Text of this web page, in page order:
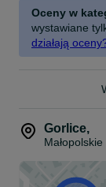
Oceny w
wystawiane
działają
Gorlice,
Małopolskie